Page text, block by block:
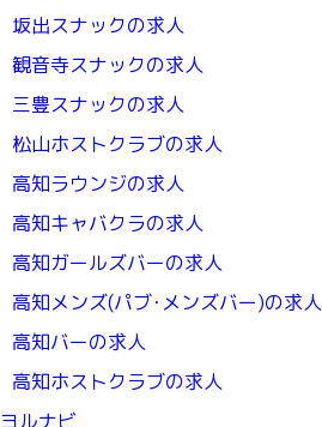
坂出スナックの求人
観音寺スナックの求人
三豊スナックの求人
松山ホストクラブの求人
高知ラウンジの求人
高知キャバクラの求人
高知ガールズバーの求人
高知メンズ(パブ･メンズバー)の求人
高知バーの求人
高知ホストクラブの求人
ヨルナビ